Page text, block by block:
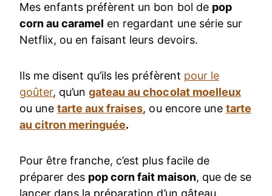
Mes enfants préfèrent un bon bol de pop
corn au caramel en regardant une série sur
Netflix, ou en faisant leurs devoirs.
Ils me disent qu’ils les préfèrent pour le
goûter, qu’ungateau au chocolat moelleux
ou unetarte aux fraises, ou encore une tarte
au citron meringuée.
Pour être franche, c’est plus facile de
préparer des pop corn fait maison, que de se
lancer dans la préparation d’un gâteau.